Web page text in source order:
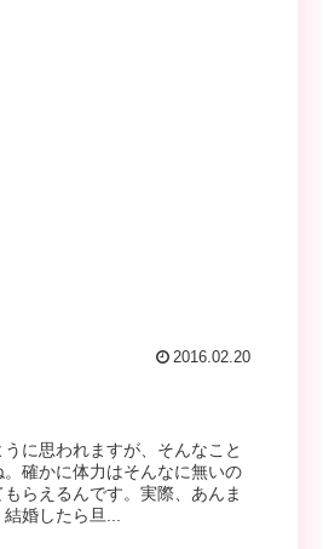
2016.02.20
に思われますが、そんなこと
確かに体力はそんなに無いの
らえるんです。実際、あんま
婚したら旦...